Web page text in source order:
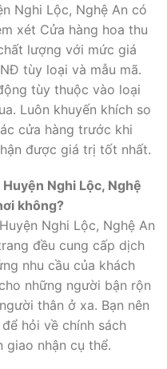
Nghi Lộc, Nghệ An có
xét Cửa hàng hoa thu
lượng với mức giá
tùy loại và mẫu mã.
tùy thuộc vào loại
Luôn khuyến khích so
cửa hàng trước khi
được giá trị tốt nhất.
Nghi Lộc, Nghệ
không?
Nghi Lộc, Nghệ An
đều cung cấp dịch
nhu cầu của khách
những người bận rộn
thân ở xa. Bạn nên
hỏi về chính sách
giao nhận cụ thể.